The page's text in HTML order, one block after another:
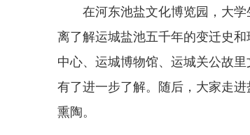
在河东池盐文化博览园，大
离了解运城盐池五千年的变迁史
中心、运城博物馆、运城关公故
有了进一步了解。随后，大家走
熏陶。